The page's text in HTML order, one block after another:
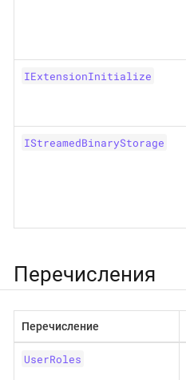
IExtensionInitialize
IStreamedBinaryStorage
Перечисления
Перечисление
UserRoles